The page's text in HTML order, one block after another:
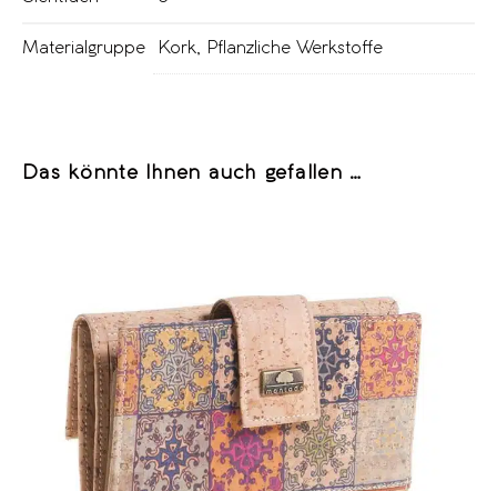
Materialgruppe Kork, Pflanzliche Werkstoffe
Das könnte Ihnen auch gefallen …